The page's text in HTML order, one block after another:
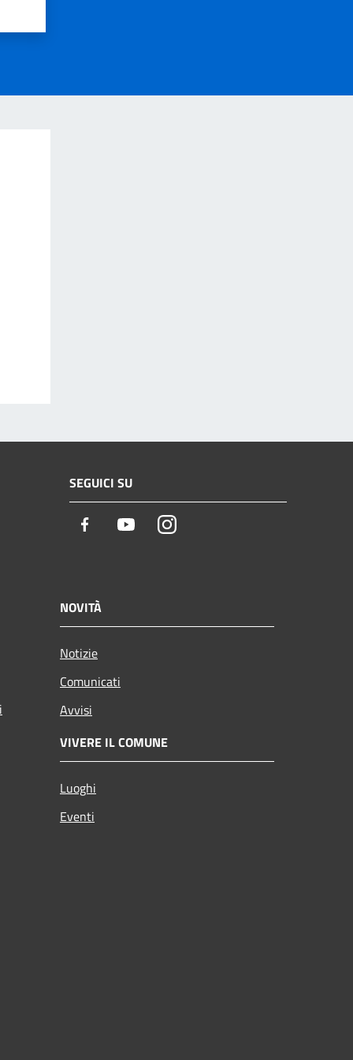
SEGUICI SU
Facebook YoutubeInstagram
NOVITÀ
Notizie
Comunicati
Avvisi
VIVERE IL COMUNE
Luoghi
Eventi